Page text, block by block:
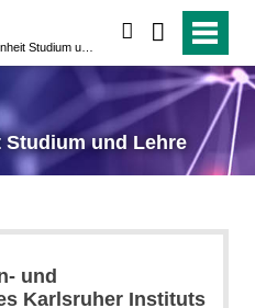
und Lehre
und
Karlsruher Instituts